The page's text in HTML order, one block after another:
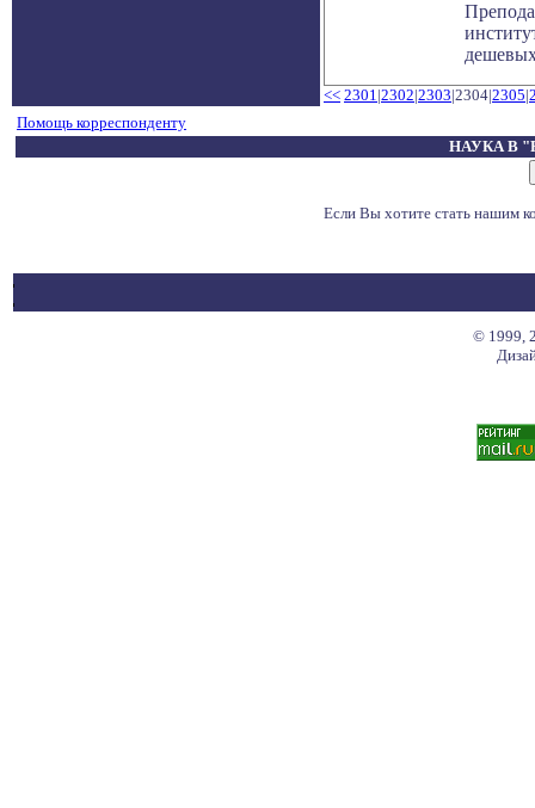
<< 2301|2302|2303|2304|2305|
Помощь корреспонденту
НАУКА В
Если Вы хотите стать нашим
© 1999,